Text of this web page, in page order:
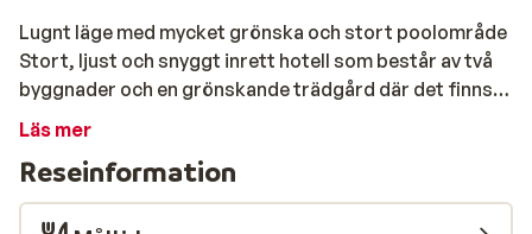
Lugnt läge med mycket grönska och stort poolområde
Stort, ljust och snyggt inrett hotell som består av två
byggnader och en grönskande trädgård där det finns
små hus i bungalowstil. Grand Palladium Sicilia Resort
som tycker om en aktiv semester. Här bor du direkt vid
stranden och ungefär femton minuter med bil från
Läs mer
Reseinformation